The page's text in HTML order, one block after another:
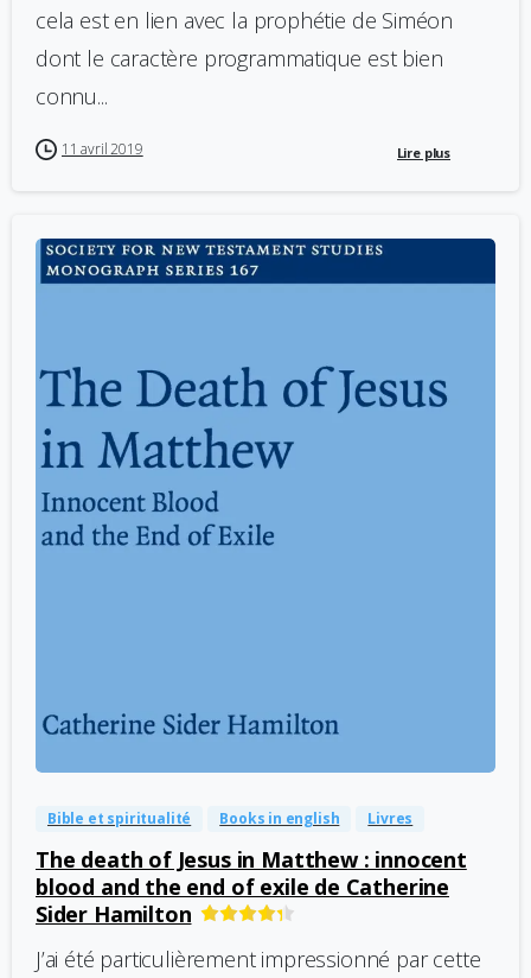
cela est en lien avec la prophétie de Siméon
dont le caractère programmatique est bien
connu...
11 avril 2019 Lire plus
Bible et spiritualité Books in english Livres
The death of Jesus in Matthew : innocent
blood and the end of exile de Catherine
Sider Hamilton
J’ai été particulièrement impressionné par cette